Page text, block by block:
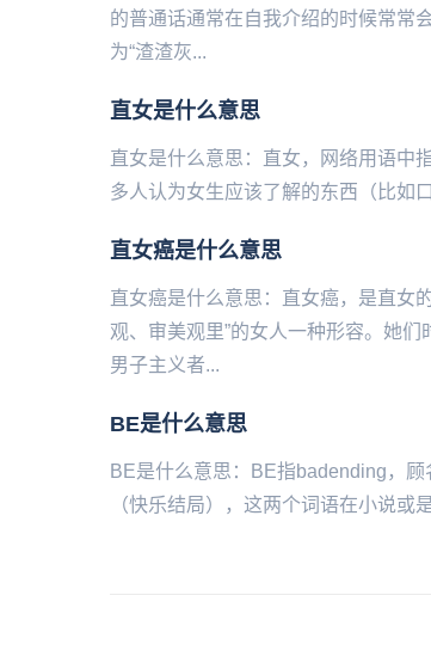
的普通话通常在自我介绍的时候常常
为“渣渣灰...
直女是什么意思
直女是什么意思：直女，网络用语中
多人认为女生应该了解的东西（比如
直女癌是什么意思
直女癌是什么意思：直女癌，是直女
观、审美观里”的女人一种形容。她
男子主义者...
BE是什么意思
BE是什么意思：BE指badending，
（快乐结局），这两个词语在小说或